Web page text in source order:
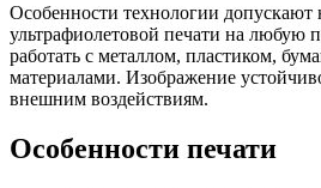
Особенности технологии допускают
ультрафиолетовой печати на любую
работать с металлом, пластиком,
материалами. Изображение
внешним воздействиям.
Особенности печати